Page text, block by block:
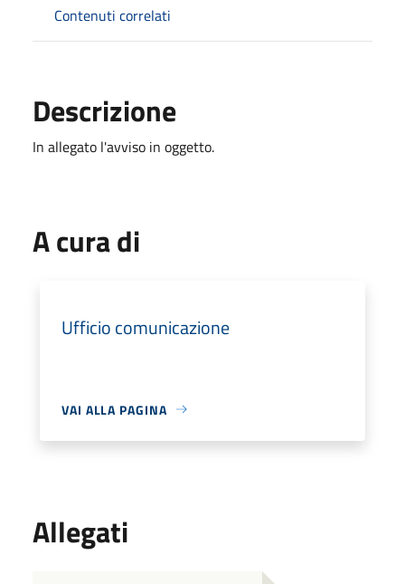
Contenuti correlati
Descrizione
In allegato l'avviso in oggetto.
A cura di
Ufficio comunicazione
VAI ALLA PAGINA
Allegati